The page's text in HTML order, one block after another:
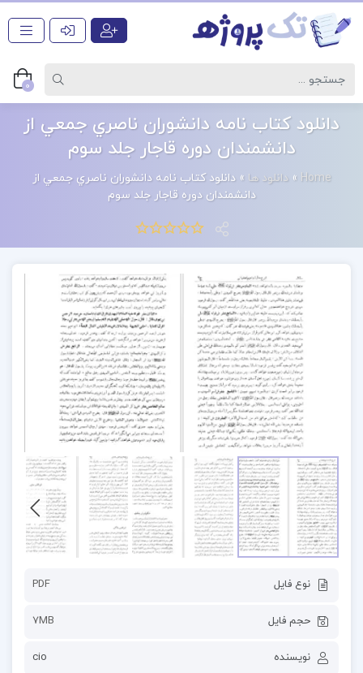
0
دانلود کتاب نامه دانشوران ناصري جمعي از
دانشمندان دوره قاجار جلد سوم
Home
» دانلود ها »دانلود کتاب نامه دانشوران ناصري جمعي از
دانشمندان دوره قاجار جلد سوم
نوع فایل PDF
حجم فایل 7MB
نویسنده cio